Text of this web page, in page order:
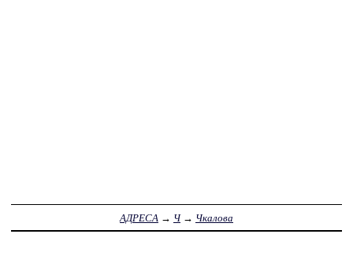
АДРЕСА → Ч→ Чкалова